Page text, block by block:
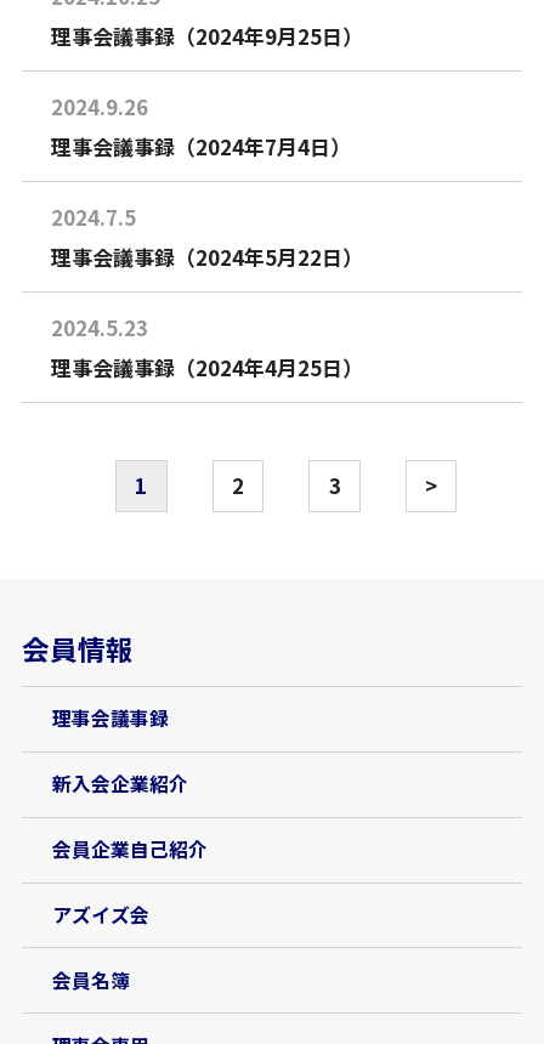
理事会議事録（2024年9月25日）
2024.9.26
理事会議事録（2024年7月4日）
2024.7.5
理事会議事録（2024年5月22日）
2024.5.23
理事会議事録（2024年4月25日）
1 2 3 >
会員情報
理事会議事録
新入会企業紹介
会員企業自己紹介
アズイズ会
会員名簿